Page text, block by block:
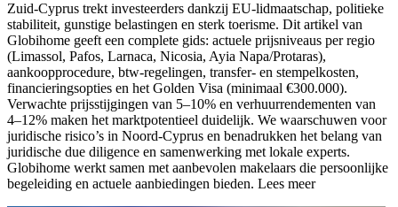
Zuid-Cyprus trekt investeerders dankzij EU-lidmaatschap, politieke
stabiliteit, gunstige belastingen en sterk toerisme. Dit artikel van
Globihome geeft een complete gids: actuele prijsniveaus per regio
(Limassol, Pafos, Larnaca, Nicosia, Ayia Napa/Protaras),
aankoopprocedure, btw-regelingen, transfer- en stempelkosten,
financieringsopties en het Golden Visa (minimaal €300.000).
Verwachte prijsstijgingen van 5–10% en verhuurrendementen van
4–12% maken het marktpotentieel duidelijk. We waarschuwen voor
juridische risico’s in Noord-Cyprus en benadrukken het belang van
juridische due diligence en samenwerking met lokale experts.
Globihome werkt samen met aanbevolen makelaars die persoonlijke
begeleiding en actuele aanbiedingen bieden. Lees meer